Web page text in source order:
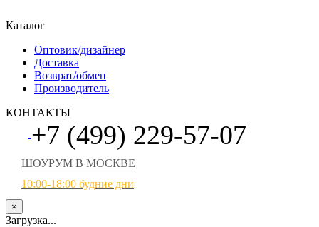
Каталог
Оптовик/дизайнер
Доставка
Возврат/обмен
Производитель
КОНТАКТЫ
+7 (499) 229-57-07
ШОУРУМ В МОСКВЕ
10:00-18:00 будние дни
×
Загрузка...